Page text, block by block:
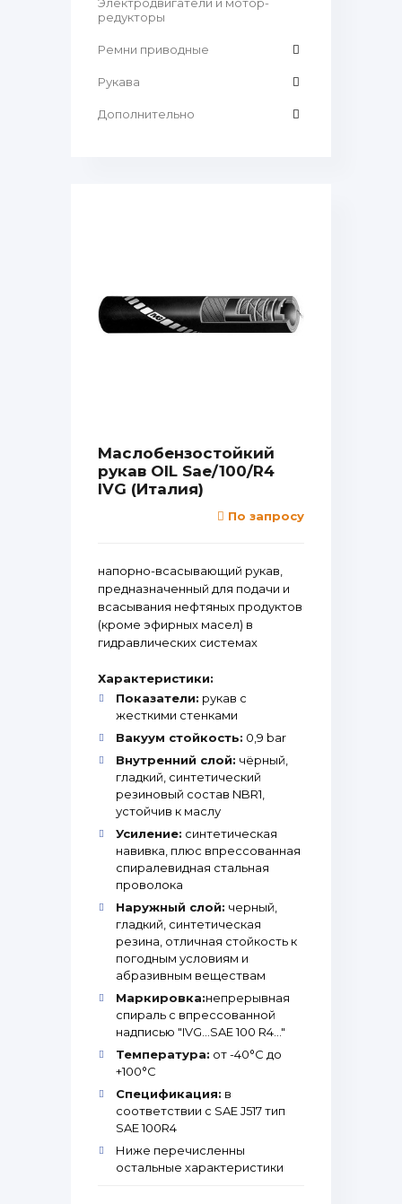
редукторы
Ремни приводные
Рукава
Дополнительно
Маслобензостойкий
рукав OIL Sae/100/R4
IVG (Италия)
По запросу
напорно-всасывающий рукав,
предназначенный для подачи и
всасывания нефтяных продуктов
(кроме эфирных масел) в
гидравлических системах
Характеристики:
Показатели: рукав с
жесткими стенками
Вакуум стойкость: 0,9 bar
Внутренний слой: чёрный,
гладкий, синтетический
резиновый состав NBR1,
устойчив к маслу
Усиление: синтетическая
навивка, плюс впрессованная
спиралевидная стальная
проволока
Наружный слой: черный,
гладкий, синтетическая
резина, отличная стойкость к
погодным условиям и
абразивным веществам
Маркировка:непрерывная
спираль с впрессованной
надписью "IVG…SAE 100 R4…"
Температура: от -40°С до
+100°С
Спецификация: в
соответствии с SAE J517 тип
SAE 100R4
Ниже перечисленны
остальные характеристики